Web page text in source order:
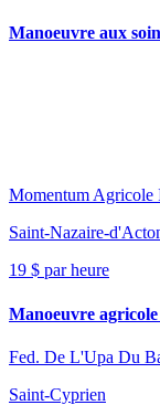
Manoeuvre aux
Momentum Agricole
Saint-Nazaire-
19 $ par heure
Manoeuvre
Fed. De L'Upa Du
Saint-Cyprien